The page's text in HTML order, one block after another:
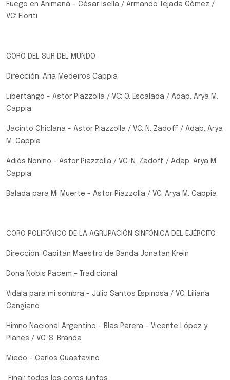
Fuego en Animaná - César Isella / Armando Tejada Gómez /
VC: Fioriti
CORO DEL SUR DEL MUNDO
Dirección: Aria Medeiros Cappia
Libertango - Astor Piazzolla / VC: O. Escalada / Adap. Arya M.
Cappia
Jacinto Chiclana - Astor Piazzolla / VC: N. Zadoff / Adap. Arya
M. Cappia
Adiós Nonino - Astor Piazzolla / VC: N. Zadoff / Adap. Arya M.
Cappia
Balada para Mi Muerte - Astor Piazzolla / VC: Arya M. Cappia
CORO POLIFÓNICO DE LA AGRUPACIÓN SINFÓNICA DEL EJÉRCITO
Dirección: Capitán Maestro de Banda Jonatan Krein
Dona Nobis Pacem – Tradicional
Vidala para mi sombra - Julio Santos Espinosa / VC: Liliana
Cangiano
Himno Nacional Argentino – Blas Parera – Vicente López y
Planes / VC: S. Branda
Miedo - Carlos Guastavino
Final: todos los coros juntos